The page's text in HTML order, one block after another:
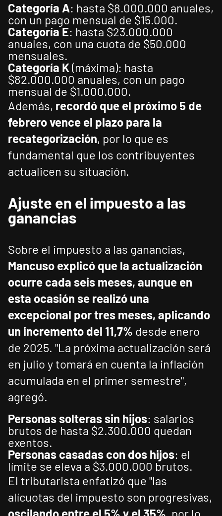
Categoría A: hasta $8.000.000 anuales,
con un pago mensual de $15.000.
Categoría E: hasta $23.000.000
anuales, con una cuota de $50.000
mensuales.
Categoría K(máxima): hasta
$82.000.000 anuales, con un pago
mensual de $1.000.000.
Además, recordó que el próximo 5 de
febrero vence el plazo para la
recategorización, por lo que es
fundamental que los contribuyentes
actualicen su situación.
Ajuste en el impuesto a las
ganancias
Sobre el impuesto a las ganancias,
Mancuso explicó que la actualización
ocurre cada seis meses, aunque en
esta ocasión se realizó una
excepcional por tres meses, aplicando
un incremento del 11,7% desde enero
de 2025. "La próxima actualización será
en julio y tomará en cuenta la inflación
acumulada en el primer semestre",
agregó.
Personas solteras sin hijos: salarios
brutos de hasta $2.300.000 quedan
exentos.
Personas casadas con dos hijos: el
límite se eleva a $3.000.000 brutos.
El tributarista enfatizó que "las
alícuotas del impuesto son progresivas,